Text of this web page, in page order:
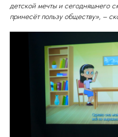
детской мечты и сегодняшнего
принесёт пользу обществу», –